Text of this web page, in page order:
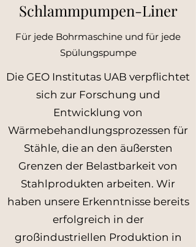
Schlammpumpen-Liner
Für jede Bohrmaschine und für jede
Spülungspumpe
Die GEO Institutas UAB verpflichtet
sich zur Forschung und
Entwicklung von
Wärmebehandlungsprozessen für
Stähle, die an den äußersten
Grenzen der Belastbarkeit von
Stahlprodukten arbeiten. Wir
haben unsere Erkenntnisse bereits
erfolgreich in der
großindustriellen Produktion in